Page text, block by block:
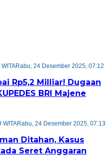
Rabu, 24 Desember 2025, 07:12
Rp5,2 Milliar! Dugaan
BRI Majene
WITARabu, 24 Desember 2025, 07:13
Ditahan, Kasus
Seret Anggaran